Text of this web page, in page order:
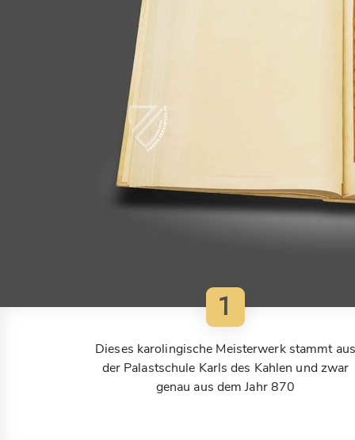
1
Dieses karolingische Meisterwerk stammt aus
der Palastschule Karls des Kahlen und zwar
genau aus dem Jahr 870